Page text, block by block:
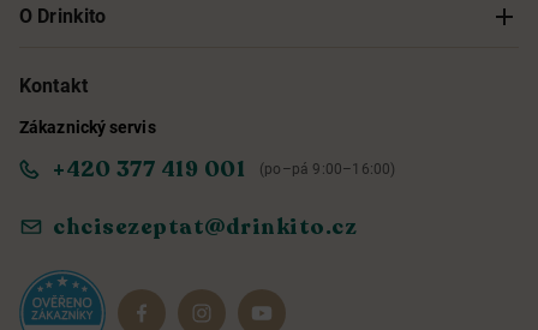
Sledování objednávky
Obchodní podmínky
Ochrana osobních údajů
Reklamace a vrácení
O Drinkito
O nás
Informace o přístupnosti služby
Dárkové sady
Kontakt
Zákaznický servis
+420 377 419 001 (po–pá 9:00–16:00)
chcisezeptat@drinkito.cz